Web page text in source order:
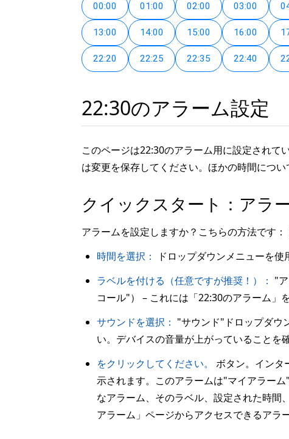
00:00 01:00 02:00 03:00
13:00 14:00 15:00 16:00
22:20 22:25 22:35 22:40
22:30のアラーム設定
このページは22:30のアラーム用に設定されて
は変更を保存してください。ほかの時間につ
クイックスタート：アラ
アラームを設定しますか？こちらの方法です
時間を選択：
ドロップダウンメニューを使
ラベルを付ける（任意ですが推奨！）： "
コール"） – これには「22:30のアラーム」
サウンドを選択： "サウンド"ドロップダウ
い。デバイスの音量が上がっていることを
をクリックしてください。
ボタン。インタ
示されます。このアラームは"マイアラー
なアラーム、そのラベル、設定された時間
アラーム」ページからアクセスできるアラ